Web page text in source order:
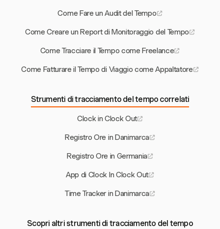
Come Fare un Audit del Tempo
Come Creare un Report di Monitoraggio del Tempo
Come Tracciare il Tempo come Freelance
Come Fatturare il Tempo di Viaggio come Appaltatore
Strumenti di tracciamento del tempo correlati
Clock in Clock Out
Registro Ore in Danimarca
Registro Ore in Germania
App di Clock In Clock Out
Time Tracker in Danimarca
Scopri altri strumenti di tracciamento del tempo